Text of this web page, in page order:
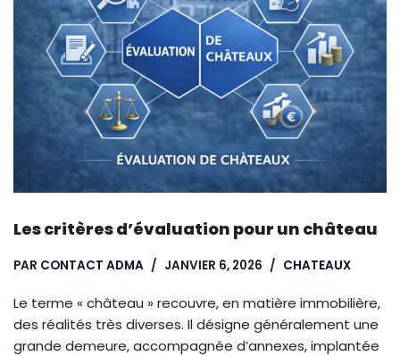
Les critères d’évaluation pour un château
PAR CONTACT ADMA JANVIER 6, 2026 CHATEAUX
Le terme « château » recouvre, en matière immobilière,
des réalités très diverses. Il désigne généralement une
grande demeure, accompagnée d’annexes, implantée